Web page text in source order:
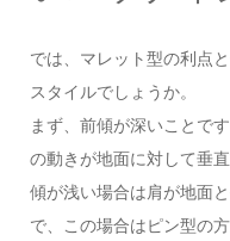
では、マレット型の利点
スタイルでしょうか。
まず、前傾が深いことで
の動きが地面に対して垂
傾が浅い場合は肩が地面
で、この場合はピン型の